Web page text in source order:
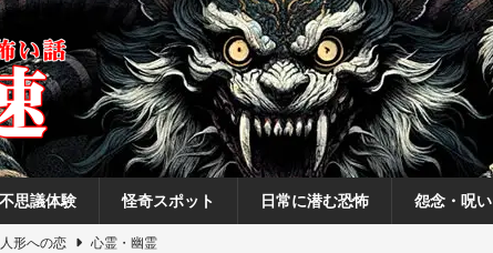
不思議体験 怪奇スポット 日常に潜む恐怖 怨念・呪い
人形への恋
心霊・幽霊